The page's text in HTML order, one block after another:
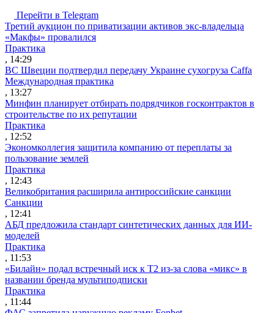
Перейти в Telegram
Третий аукцион по приватизации активов экс-владельца
«Макфы» провалился
Практика
, 14:29
ВС Швеции подтвердил передачу Украине сухогруза Caffa
Международная практика
, 13:27
Минфин планирует отбирать подрядчиков госконтрактов в
строительстве по их репутации
Практика
, 12:52
Экономколлегия защитила компанию от переплаты за
пользование землей
Практика
, 12:43
Великобритания расширила антироссийские санкции
Санкции
, 12:41
АБД предложила стандарт синтетических данных для ИИ-
моделей
Практика
, 11:53
«Билайн» подал встречный иск к Т2 из-за слова «микс» в
названии бренда мультиподписки
Практика
, 11:44